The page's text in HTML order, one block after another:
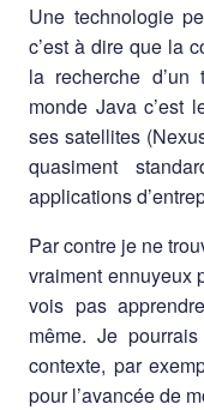
Une technologie
c’est à dire que la
la recherche
monde Java c’est
ses satellites
quasiment
applications
Par contre je ne
vraiment ennuyeux
vois pas
même. Je
contexte, par
pour l’avancée de